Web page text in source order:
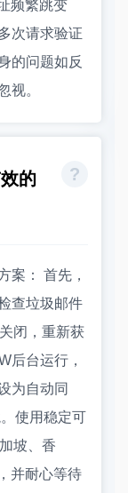
频繁跳变
次请求验证
的问题如反
视。
的
案： 首先，
查垃圾邮件
闭，重新获
后台运行，
为自动同
使用稳定可
坡、香
并耐心等待